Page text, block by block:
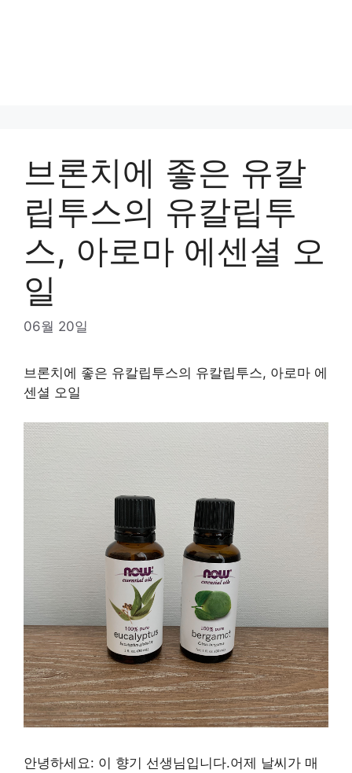
브론치에 좋은 유칼
립투스의 유칼립투
스, 아로마 에센셜 오
일
06월 20일
브론치에 좋은 유칼립투스의 유칼립투스, 아로마 에
센셜 오일
안녕하세요: 이 향기 선생님입니다.어제 날씨가 매